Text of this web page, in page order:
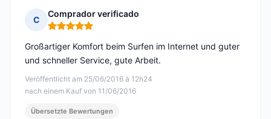
C
Comprador verificado
Hinweis: 5 von 5
Veröffentlicht am 25/06/2016 à 12h24
nach einem Kauf von 11/06/2016
Großartiger Komfort beim Surfen im Internet und guter
und schneller Service, gute Arbeit.
Übersetzte Bewertungen